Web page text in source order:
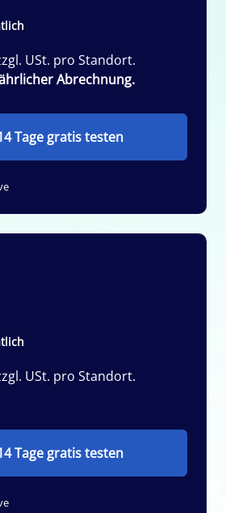
USt. pro Standort.
Abrechnung.
Tage gratis testen
USt. pro Standort.
Tage gratis testen